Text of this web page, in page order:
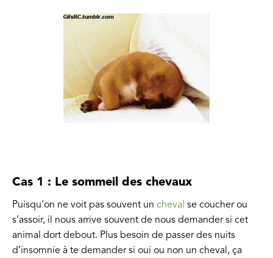
Cas 1 : Le sommeil des chevaux
Puisqu’on ne voit pas souvent un cheval se coucher ou
s’assoir, il nous arrive souvent de nous demander si cet
animal dort debout. Plus besoin de passer des nuits
d’insomnie à te demander si oui ou non un cheval, ça